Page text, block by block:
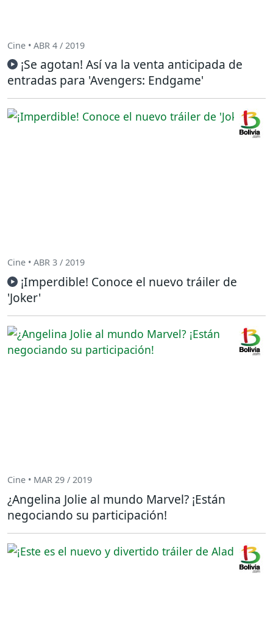
Cine • ABR 4 / 2019
¡Se agotan! Así va la venta anticipada de
entradas para 'Avengers: Endgame'
Cine • ABR 3 / 2019
¡Imperdible! Conoce el nuevo tráiler de
'Joker'
Cine • MAR 29 / 2019
¿Angelina Jolie al mundo Marvel? ¡Están
negociando su participación!